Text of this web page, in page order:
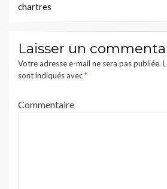
chartres
Laisser un
Votre adresse e-mail ne sera pas publiée.
sont indiqués avec*
Commentaire